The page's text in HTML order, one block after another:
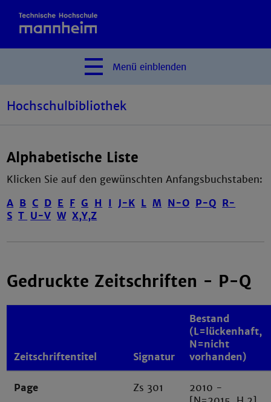
Menü einblenden
Hochschulbibliothek
Alphabetische Liste
Klicken Sie auf den gewünschten Anfangsbuchstaben:
A B C D E F G H I J-K L M N-O P-Q R-
S T U-V W X,Y,Z
Gedruckte Zeitschriften - P-Q
Zeitschriftentitel Signatur
Bestand
(L=lückenhaft,
N=nicht
vorhanden)
Page Zs 301
2010 -